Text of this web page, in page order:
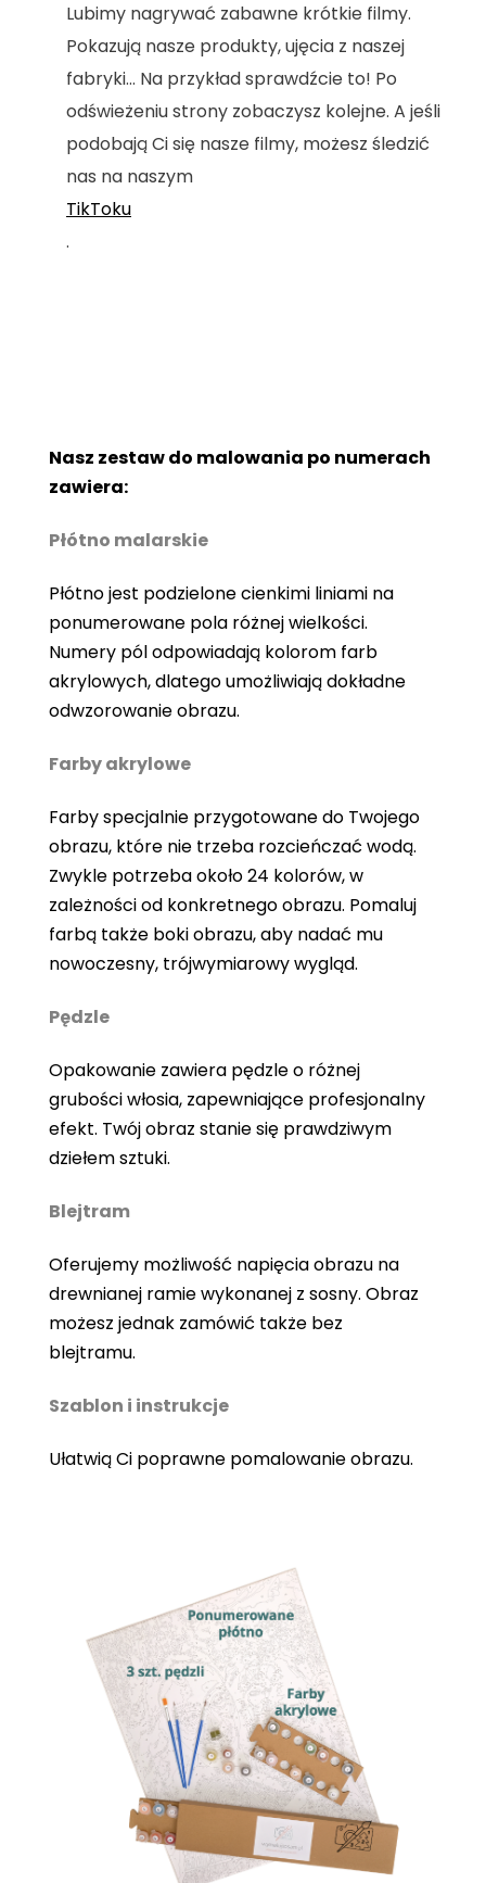
Lubimy nagrywać zabawne krótkie filmy.
Pokazują nasze produkty, ujęcia z naszej
fabryki... Na przykład sprawdźcie to! Po
odświeżeniu strony zobaczysz kolejne. A jeśli
podobają Ci się nasze filmy, możesz śledzić
nas na naszym
TikToku
.
Nasz zestaw do malowania po numerach
zawiera:
Płótno malarskie
Płótno jest podzielone cienkimi liniami na
ponumerowane pola różnej wielkości.
Numery pól odpowiadają kolorom farb
akrylowych, dlatego umożliwiają dokładne
odwzorowanie obrazu.
Farby akrylowe
Farby specjalnie przygotowane do Twojego
obrazu, które nie trzeba rozcieńczać wodą.
Zwykle potrzeba około 24 kolorów, w
zależności od konkretnego obrazu. Pomaluj
farbą także boki obrazu, aby nadać mu
nowoczesny, trójwymiarowy wygląd.
Pędzle
Opakowanie zawiera pędzle o różnej
grubości włosia, zapewniające profesjonalny
efekt. Twój obraz stanie się prawdziwym
dziełem sztuki.
Blejtram
Oferujemy możliwość napięcia obrazu na
drewnianej ramie wykonanej z sosny. Obraz
możesz jednak zamówić także bez
blejtramu.
Szablon i instrukcje
Ułatwią Ci poprawne pomalowanie obrazu.